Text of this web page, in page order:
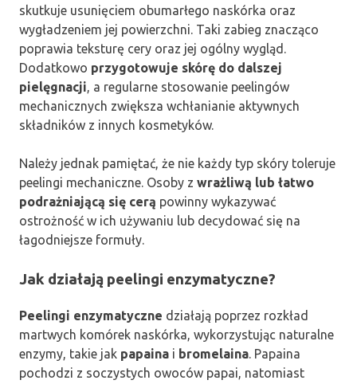
skutkuje usunięciem obumarłego naskórka oraz
wygładzeniem jej powierzchni. Taki zabieg znacząco
poprawia teksturę cery oraz jej ogólny wygląd.
Dodatkowo przygotowuje skórę do dalszej
pielęgnacji, a regularne stosowanie peelingów
mechanicznych zwiększa wchłanianie aktywnych
składników z innych kosmetyków.
Należy jednak pamiętać, że nie każdy typ skóry toleruje
peelingi mechaniczne. Osoby z wrażliwą lub łatwo
podrażniającą się cerą powinny wykazywać
ostrożność w ich używaniu lub decydować się na
łagodniejsze formuły.
Jak działają peelingi enzymatyczne?
Peelingi enzymatyczne działają poprzez rozkład
martwych komórek naskórka, wykorzystując naturalne
enzymy, takie jak papaina i bromelaina. Papaina
pochodzi z soczystych owoców papai, natomiast